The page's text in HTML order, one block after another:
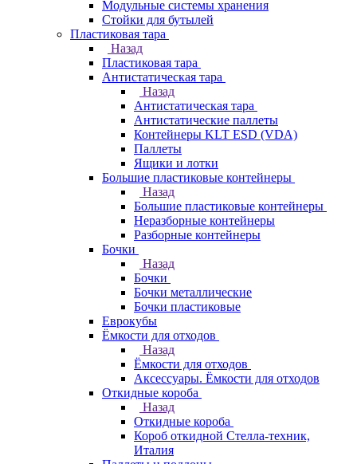
Модульные системы хранения
Стойки для бутылей
Пластиковая тара
Назад
Пластиковая тара
Антистатическая тара
Назад
Антистатическая тара
Антистатические паллеты
Контейнеры KLT ESD (VDA)
Паллеты
Ящики и лотки
Большие пластиковые контейнеры
Назад
Большие пластиковые контейнеры
Неразборные контейнеры
Разборные контейнеры
Бочки
Назад
Бочки
Бочки металлические
Бочки пластиковые
Еврокубы
Ёмкости для отходов
Назад
Ёмкости для отходов
Аксессуары. Ёмкости для отходов
Откидные короба
Назад
Откидные короба
Короб откидной Стелла-техник,
Италия